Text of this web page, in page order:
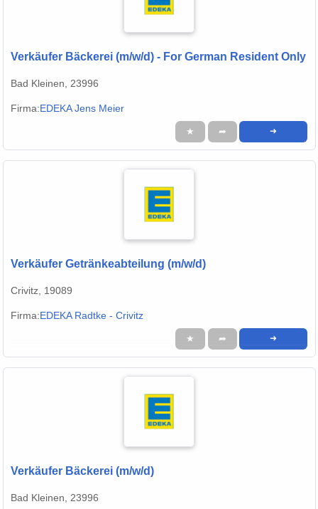
Alle Cookies ablehnen
Verkäufer Bäckerei (m/w/d) - For German Resident Only
Bad Kleinen, 23996
Firma:EDEKA Jens Meier
★ ➦ ➜
Verkäufer Getränkeabteilung (m/w/d)
Crivitz, 19089
Firma:EDEKA Radtke - Crivitz
★ ➦ ➜
Verkäufer Bäckerei (m/w/d)
Bad Kleinen, 23996